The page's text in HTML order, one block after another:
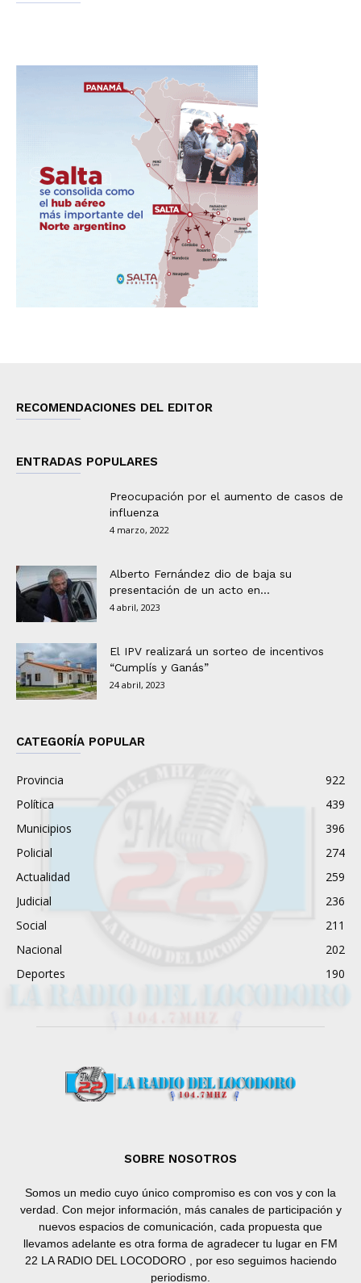
RECOMENDACIONES DEL EDITOR
ENTRADAS POPULARES
Preocupación por el aumento de casos de
influenza
4 marzo, 2022
Alberto Fernández dio de baja su
presentación de un acto en...
4 abril, 2023
El IPV realizará un sorteo de incentivos
“Cumplís y Ganás”
24 abril, 2023
CATEGORÍA POPULAR
Provincia
922
Política
439
Municipios
396
Policial
274
Actualidad
259
Judicial
236
Social
211
Nacional
202
Deportes
190
SOBRE NOSOTROS
Somos un medio cuyo único compromiso es con vos y con la
verdad. Con mejor información, más canales de participación y
nuevos espacios de comunicación, cada propuesta que
llevamos adelante es otra forma de agradecer tu lugar en FM
22 LA RADIO DEL LOCODORO , por eso seguimos haciendo
periodismo.